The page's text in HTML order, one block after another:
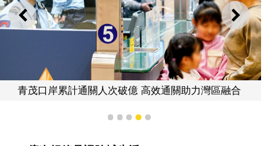
上一則 下一
青茂口岸累計通關人次破億 高效通關助力灣區融合
1 2 3 4 5